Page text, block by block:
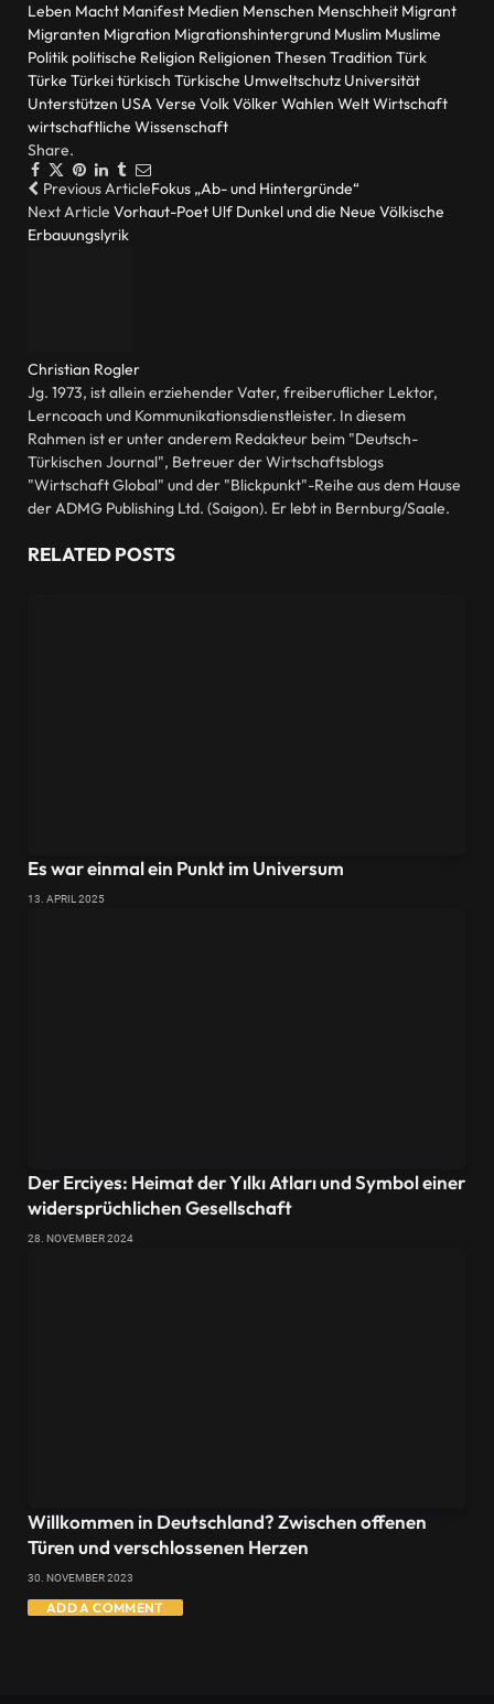
Leben Macht Manifest Medien Menschen Menschheit Migrant
Migranten Migration Migrationshintergrund Muslim Muslime
Politik politische Religion Religionen Thesen Tradition Türk
Türke Türkeitürkisch Türkische Umweltschutz Universität
Unterstützen USAVerse VolkVölkerWahlen WeltWirtschaft
wirtschaftliche Wissenschaft
Share.
Facebook
TwitterPinterestLinkedIn
Tumblr
Email
Previous ArticleFokus „Ab- und Hintergründe“
Next Article Vorhaut-Poet Ulf Dunkel und die Neue Völkische
Erbauungslyrik
Christian Rogler
Jg. 1973, ist allein erziehender Vater, freiberuflicher Lektor,
Lerncoach und Kommunikationsdienstleister. In diesem
Rahmen ist er unter anderem Redakteur beim "Deutsch-
Türkischen Journal", Betreuer der Wirtschaftsblogs
"Wirtschaft Global" und der "Blickpunkt"-Reihe aus dem Hause
der ADMG Publishing Ltd. (Saigon). Er lebt in Bernburg/Saale.
RELATEDPOSTS
Es war einmal ein Punkt im Universum
13. APRIL 2025
Der Erciyes: Heimat der Yılkı Atları und Symbol einer
widersprüchlichen Gesellschaft
28. NOVEMBER 2024
Willkommen in Deutschland? Zwischen offenen
Türen und verschlossenen Herzen
30. NOVEMBER 2023
ADD A COMMENT